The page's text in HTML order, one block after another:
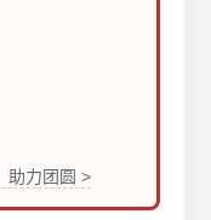
助力团圆 >